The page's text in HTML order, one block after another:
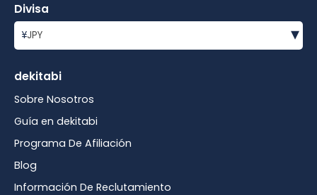
Divisa
¥JPY ▾
dekitabi
Sobre Nosotros
Guía en dekitabi
Programa De Afiliación
Blog
Información De Reclutamiento